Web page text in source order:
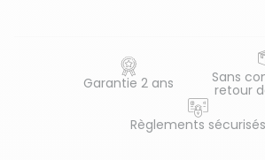
Garantie 2 ans Sans
retour
Règlements sécurisés